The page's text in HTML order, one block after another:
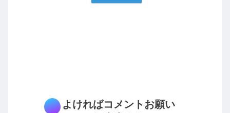
よければコメントお願い